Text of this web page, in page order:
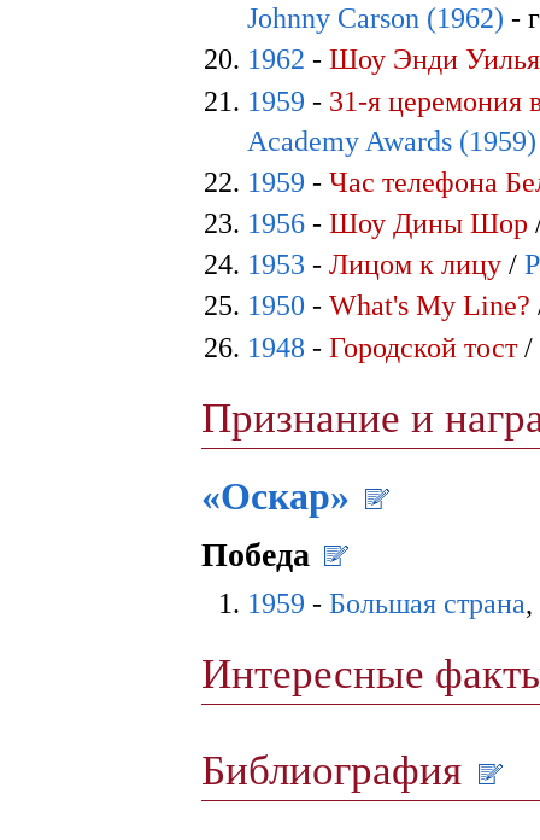
Johnny Carson (1962) -
1962 -Шоу Энди
1959 - 31-я церемония
Academy Awards (1959)
1959 -Час телефона
1956 -Шоу Дины Шор
1953 -Лицом к лицу /
1950 -What's My Line?
1948 -Городской тост/
Признание и
«Оскар»
Победа
1959 - Большая страна,
Интересные
Библиография